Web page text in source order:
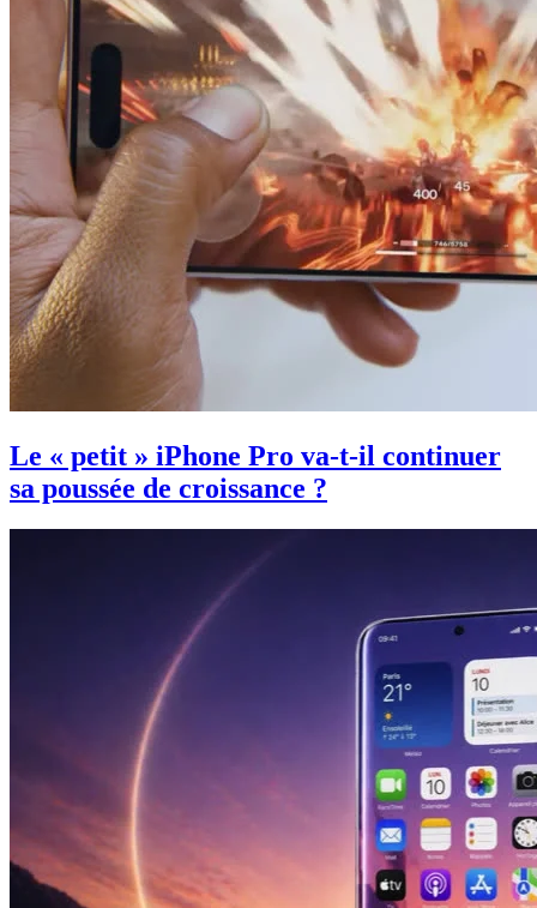
Le « petit » iPhone Pro va-t-il continuer
sa poussée de croissance ?